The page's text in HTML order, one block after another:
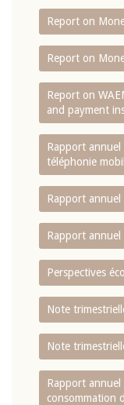
Report on
Report on
Report on
and payment
Rapport annuel
téléphonie
Rapport annuel
Rapport annuel
Perspectives
Note
Note
Rapport annuel
consommation